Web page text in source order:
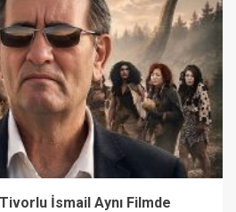
İsmail Aynı Filmde